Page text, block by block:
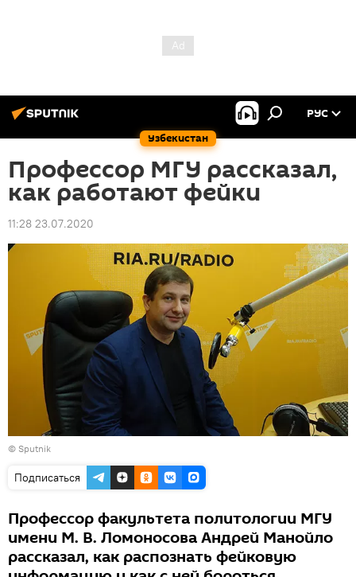
Узбекистан
РУС
Профессор МГУ рассказал,
как работают фейки
11:28 23.07.2020
© Sputnik
Подписаться
Профессор факультета политологии МГУ
имени М. В. Ломоносова Андрей Манойло
рассказал, как распознать фейковую